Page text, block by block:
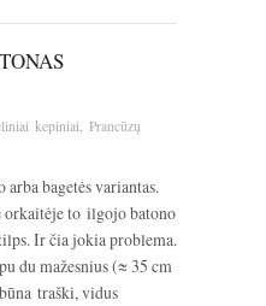
kepiniai Prancūzų
bagetės variantas.
orkaitėje to ilgojo batono
Ir čia jokia problema.
du mažesnius (≈ 35 cm
traški, vidus